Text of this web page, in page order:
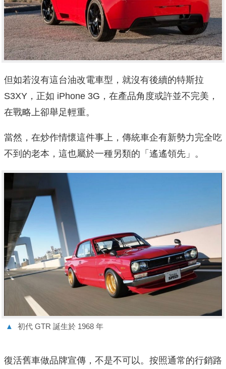
但如若沒有這台油改電車型，就沒有後續的特斯拉
S3XY，正如 iPhone 3G，在產品角度或許並不完美，
在戰略上卻舉足輕重。
當然，在炒作情懷這件事上，傳統車企有新勢力完全吃
不到的老本，這也屬於一種另類的「遙遙領先」。
▲ 初代 GTR 誕生於 1968 年
復活舊車做品牌宣傳，不是不可以。按照通常的行銷路